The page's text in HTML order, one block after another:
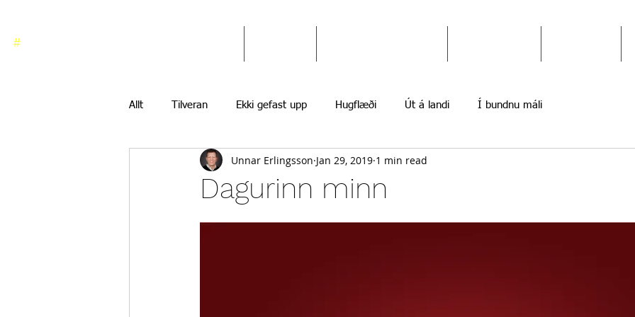
#
Allt Tilveran Ekki gefast upp Hugflæði Út á landi Í bundnu máli
Dagurinn minn
Unnar Erlingsson Jan 29, 2019 1 min read